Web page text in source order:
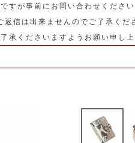
すが事前にお問い合わせください
信は出来ませんのでご了承くだ
承くださいますようお願い申し上